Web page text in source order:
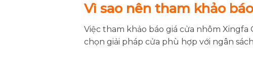
Vì sao nên tham khảo
Việc tham khảo báo giá cửa nhôm
chọn giải pháp cửa phù hợp với ngân